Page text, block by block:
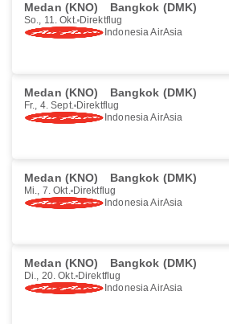
Medan (KNO) Bangkok (DMK)
So., 11. Okt. Direktflug
Indonesia AirAsia
Medan (KNO) Bangkok (DMK)
Fr., 4. Sept. Direktflug
Indonesia AirAsia
Medan (KNO) Bangkok (DMK)
Mi., 7. Okt. Direktflug
Indonesia AirAsia
Medan (KNO) Bangkok (DMK)
Di., 20. Okt. Direktflug
Indonesia AirAsia